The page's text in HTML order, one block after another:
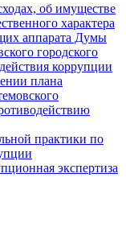
об имуществе
характера
аппарата Думы
городского
коррупции
плана
практики по
экспертиза